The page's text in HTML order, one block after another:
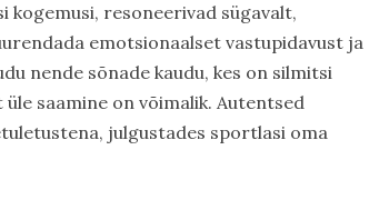
resoneerivad sügavalt,
emotsionaalset vastupidavust ja
nende sõnade kaudu, kes on silmitsi
saamine on võimalik. Autentsed
julgustades sportlasi oma